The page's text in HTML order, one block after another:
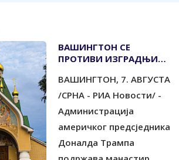
ВАШИНГТОН СЕ
ПРОТИВИ ИЗГРАДЊИ
РУСКОГ МАНАСТИРА
ВАШИНГТОН, 7. АВГУСТА
/СРНА - РИА Новости/ -
Администрација
америчког предсједника
Доналда Трампа